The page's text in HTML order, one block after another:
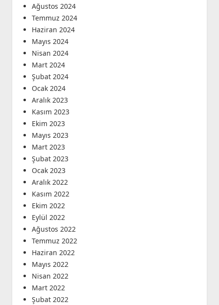
Ağustos 2024
Temmuz 2024
Haziran 2024
Mayıs 2024
Nisan 2024
Mart 2024
Şubat 2024
Ocak 2024
Aralık 2023
Kasım 2023
Ekim 2023
Mayıs 2023
Mart 2023
Şubat 2023
Ocak 2023
Aralık 2022
Kasım 2022
Ekim 2022
Eylül 2022
Ağustos 2022
Temmuz 2022
Haziran 2022
Mayıs 2022
Nisan 2022
Mart 2022
Şubat 2022